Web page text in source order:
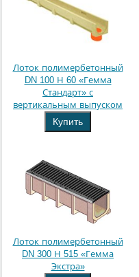
Лоток полимербетонный
DN 100 Н 60 «Гемма
Стандарт» с
вертикальным выпуском
Купить
Лоток полимербетонный
DN 300 Н 515 «Гемма
Экстра»